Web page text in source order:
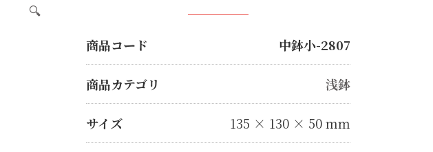
🔍
商品コード 中鉢小-2807
商品カテゴリ 浅鉢
サイズ 135 × 130 × 50 mm